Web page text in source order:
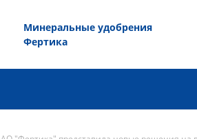
Минеральные удобрения
Фертика